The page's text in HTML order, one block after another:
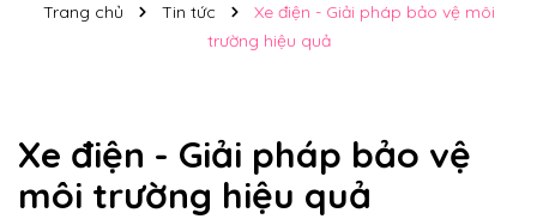
Trang chủ Tin tức
Xe điện - Giải pháp bảo vệ môi
trường hiệu quả
Xe điện - Giải pháp bảo vệ
môi trường hiệu quả